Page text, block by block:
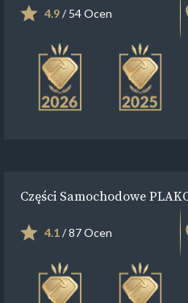
4.9/ 54 Ocen
Części Samochodowe
4.1/ 87 Ocen